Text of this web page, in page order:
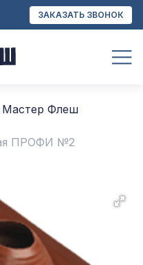
ЗАКАЗАТЬ ЗВОНОК
Флеш
ПРОФИ №2